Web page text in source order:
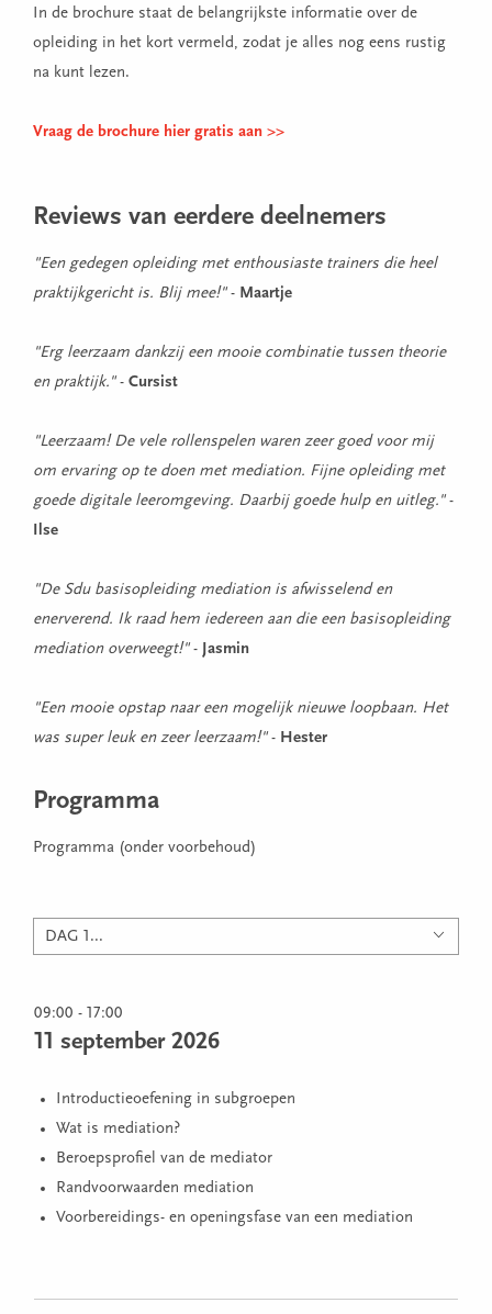
In de brochure staat de belangrijkste informatie over de
opleiding in het kort vermeld, zodat je alles nog eens rustig
na kunt lezen.
Vraag de brochure hier gratis aan >>
Reviews van eerdere deelnemers
"Een gedegen opleiding met enthousiaste trainers die heel
praktijkgericht is. Blij mee!"- Maartje
"Erg leerzaam dankzij een mooie combinatie tussen theorie
en praktijk."- Cursist
"Leerzaam! De vele rollenspelen waren zeer goed voor mij
om ervaring op te doen met mediation. Fijne opleiding met
goede digitale leeromgeving. Daarbij goede hulp en uitleg."-
Ilse
"De Sdu basisopleiding mediation is afwisselend en
enerverend. Ik raad hem iedereen aan die een basisopleiding
mediation overweegt!"- Jasmin
"Een mooie opstap naar een mogelijk nieuwe loopbaan. Het
was super leuk en zeer leerzaam!"- Hester
Programma
Programma (onder voorbehoud)
DAG 1...
09:00 - 17:00
11 september 2026
Introductieoefening in subgroepen
Wat is mediation?
Beroepsprofiel van de mediator
Randvoorwaarden mediation
Voorbereidings- en openingsfase van een mediation